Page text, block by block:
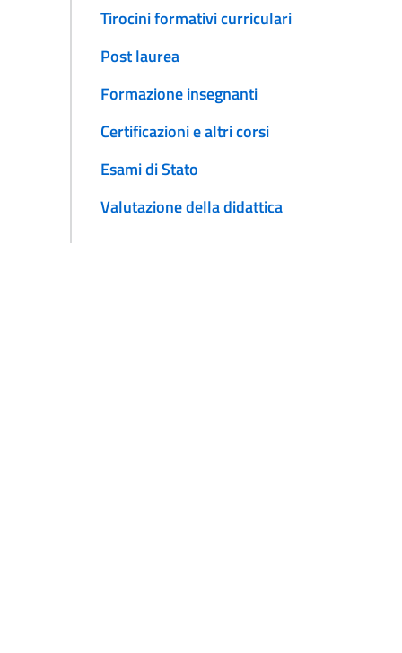
Tirocini formativi curriculari
Post laurea
Formazione insegnanti
Certificazioni e altri corsi
Esami di Stato
Valutazione della didattica